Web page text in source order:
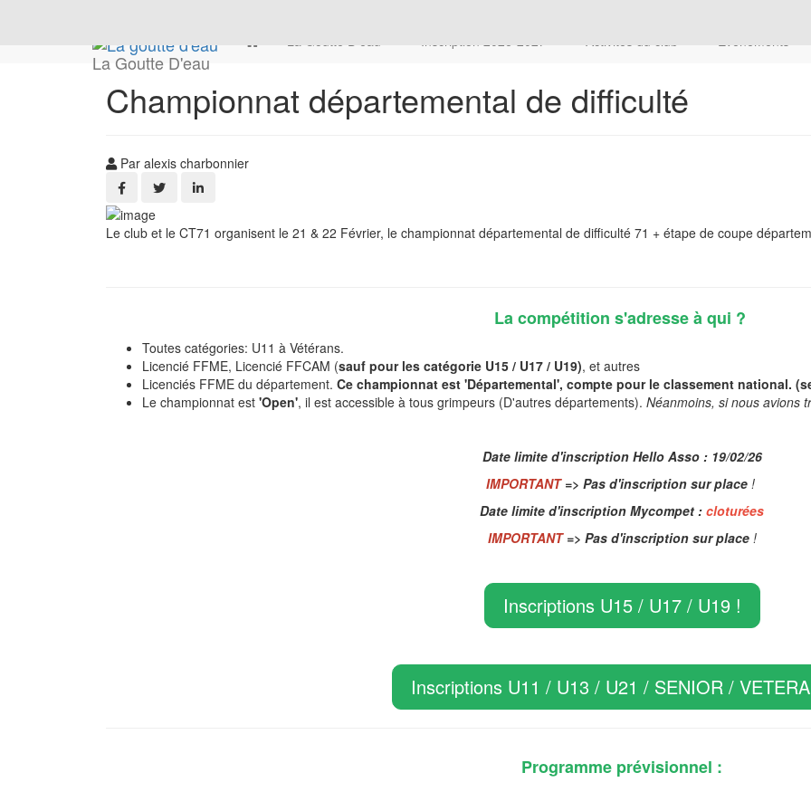
La Goutte D'eau
La Goutte D'eau Inscription 2026-2027 Activités du club Évènements
Championnat départemental de difficulté
Par alexis charbonnier
Le club et le CT71 organisent le 21 & 22 Février, le championnat départemental de difficulté 71 + étape de coupe
La compétition s'adresse à qui ?
Toutes catégories: U11 à Vétérans.
Licencié FFME, Licencié FFCAM (sauf pour les catégorie U15 / U17 / U19), et autres
Licenciés FFME du département. Ce championnat est 'Départemental', compte pour le classement national.
Le championnat est 'Open', il est accessible à tous grimpeurs (D'autres départements). Néanmoins, si nous avions
Date limite d'inscription Hello Asso : 19/02/26
IMPORTANT=> Pas d'inscription sur place!
Date limite d'inscription Mycompet : cloturées
IMPORTANT=> Pas d'inscription sur place!
Inscriptions U15 / U17 / U19 !
Inscriptions U11 / U13 / U21 / SENIOR /
Programme prévisionnel :